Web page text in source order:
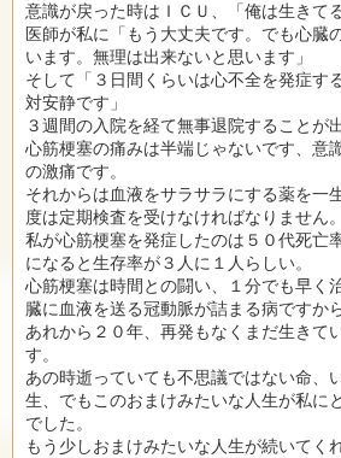
意識が戻った時はＩＣＵ、「俺は生きて
医師が私に「もう大丈夫です。でも心臓
います。無理は出来ないと思います」
そして「３日間くらいは心不全を発症す
対安静です」
３週間の入院を経て無事退院することが
心筋梗塞の痛みは半端じゃないです、意
の激痛です。
それからは血液をサラサラにする薬を一
度は定期検査を受けなければなりません。
私が心筋梗塞を発症したのは５０代死亡
になると生存率が３人に１人らしい。
心筋梗塞は時間との闘い、１分でも早く
臓に血液を送る冠動脈が詰まる病ですから
あれから２０年、再発もなくまだ生きて
す。
あの時逝っていても不思議ではない命、
生、でもこのおまけみたいな人生が私に
でした。
もう少しおまけみたいな人生が続いてく